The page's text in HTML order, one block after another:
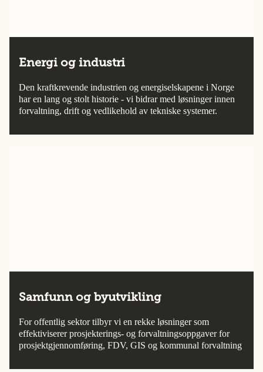
Energi og industri
Den kraftkrevende industrien og energiselskapene i Norge
har en lang og stolt historie - vi bidrar med løsninger innen
forvaltning, drift og vedlikehold av tekniske systemer.
Samfunn og byutvikling
For offentlig sektor tilbyr vi en rekke løsninger som
effektiviserer prosjekterings- og forvaltningsoppgaver for
prosjektgjennomføring, FDV, GIS og kommunal forvaltning